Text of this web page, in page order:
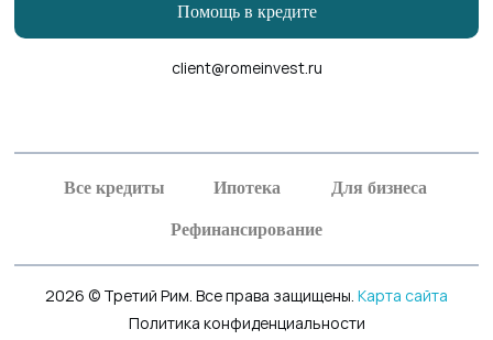
Все кредиты Ипотека Для бизнеса
Рефинансирование
client@romeinvest.ru
Помощь в кредите
2026 © Третий Рим. Все права защищены. Карта сайта
Политика конфиденциальности